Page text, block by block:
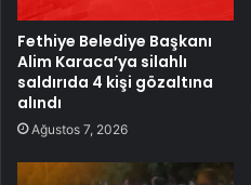
Fethiye Belediye Başkanı
Alim Karaca’ya silahlı
saldırıda 4 kişi gözaltına
alındı
Ağustos 7, 2026